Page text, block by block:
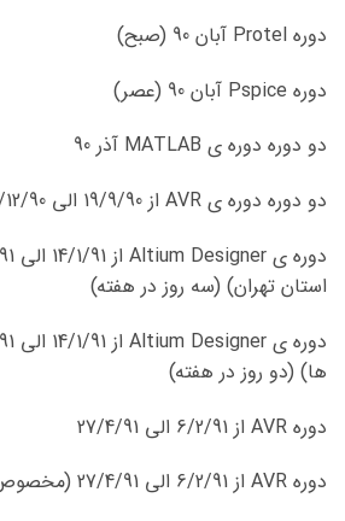
دوره Protel آبان 90 (صبح)
دوره Pspice آبان 90 (عصر)
دو دوره دوره ی MATLAB آذر 90
دو دوره دوره ی AVR از 19/9/90 الی 14/12/90 (هر دو شیفت)
استان تهران) (سه روز در هفته)
ها) (دو روز در هفته)
دوره AVR از 6/2/91 الی 27/4/91
دوره AVR از 6/2/91 الی 27/4/91 (مخصوص خانم ها)